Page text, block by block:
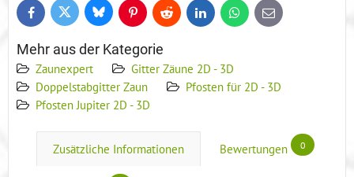
FacebookTwitter BlueskyPinterestReddit LinkedInWhatsApp
E-
mail
Mehr aus der Kategorie
Zaunexpert
Gitter Zäune 2D - 3D
Doppelstabgitter Zaun
Pfosten für 2D - 3D
Pfosten Jupiter 2D - 3D
Zusätzliche Informationen Bewertungen 0